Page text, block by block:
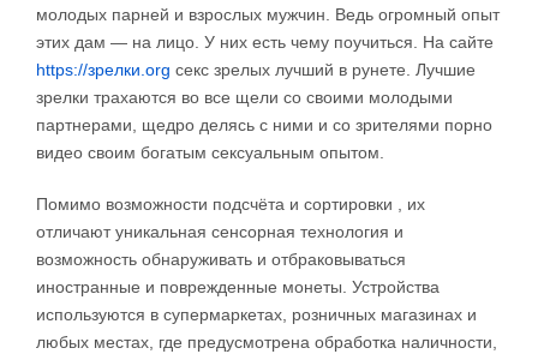
молодых парней и взрослых мужчин. Ведь огромный опыт
этих дам — на лицо. У них есть чему поучиться. На сайте
https://зрелки.org секс зрелых лучший в рунете. Лучшие
зрелки трахаются во все щели со своими молодыми
партнерами, щедро делясь с ними и со зрителями порно
видео своим богатым сексуальным опытом.
Помимо возможности подсчёта и сортировки , их
отличают уникальная сенсорная технология и
возможность обнаруживать и отбраковываться
иностранные и поврежденные монеты. Устройства
используются в супермаркетах, розничных магазинах и
любых местах, где предусмотрена обработка наличности,